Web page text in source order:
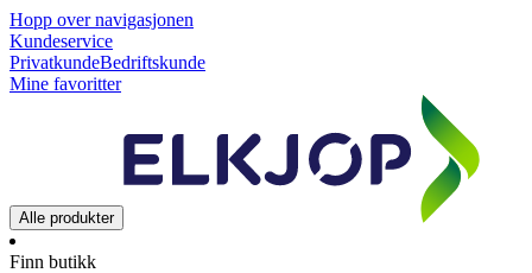
Hopp over navigasjonen
Kundeservice
PrivatkundeBedriftskunde
Mine favoritter
Alle produkter
Finn butikk